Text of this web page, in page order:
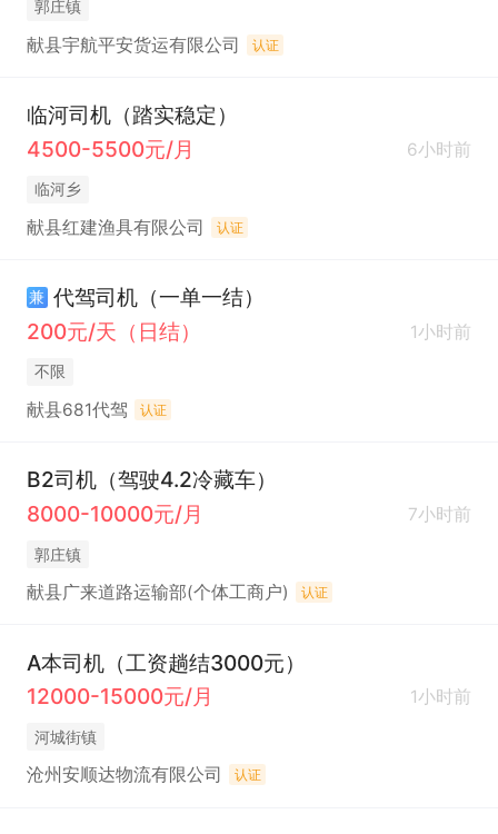
郭庄镇
献县宇航平安货运有限公司 认证
临河司机（踏实稳定）
4500-5500元/月
6小时前
临河乡
献县红建渔具有限公司 认证
兼 代驾司机（一单一结）
200元/天（日结）
1小时前
不限
献县681代驾 认证
B2司机（驾驶4.2冷藏车）
8000-10000元/月
7小时前
郭庄镇
献县广来道路运输部(个体工商户) 认证
A本司机（工资趟结3000元）
12000-15000元/月
1小时前
河城街镇
沧州安顺达物流有限公司 认证